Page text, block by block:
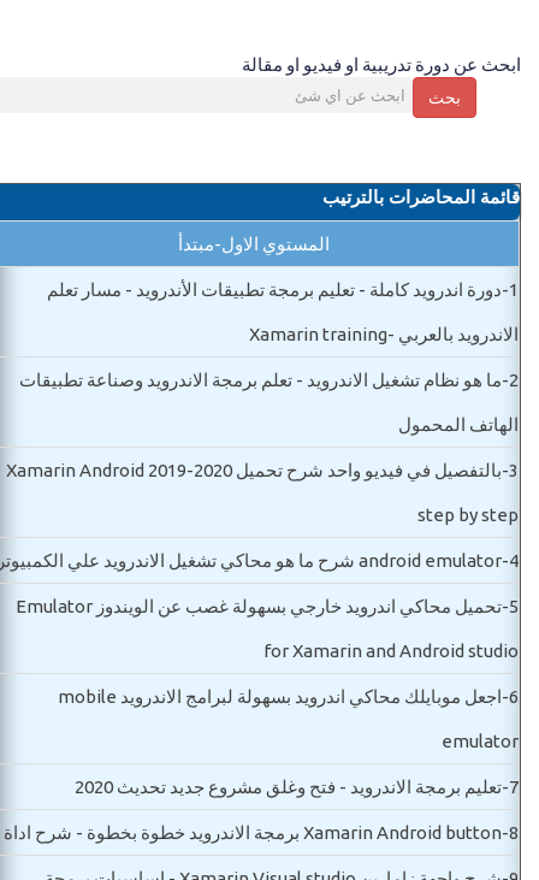
ابحث عن دورة تدريبية او فيديو او مقالة
بحث
قائمة المحاضرات بالترتيب
المستوي الاول-مبتدأ
1- دورة اندرويد كاملة - تعليم برمجة تطبيقات الأندرويد - مسار تعلم
الاندرويد بالعربي -Xamarin training
2- ما هو نظام تشغيل الاندرويد - تعلم برمجة الاندرويد وصناعة تطبيقات
الهاتف المحمول
3- بالتفصيل في فيديو واحد شرح تحميل Xamarin Android 2019-2020
step by step
4- android emulator شرح ما هو محاكي تشغيل الاندرويد علي الكمبيوتر
5- تحميل محاكي اندرويد خارجي بسهولة غصب عن الويندوز Emulator
for Xamarin and Android studio
6- اجعل موبايلك محاكي اندرويد بسهولة لبرامج الاندرويد mobile
emulator
7- تعليم برمجة الاندرويد - فتح وغلق مشروع جديد تحديث 2020
8- Xamarin Android button برمجة الاندرويد خطوة بخطوة - شرح اداة